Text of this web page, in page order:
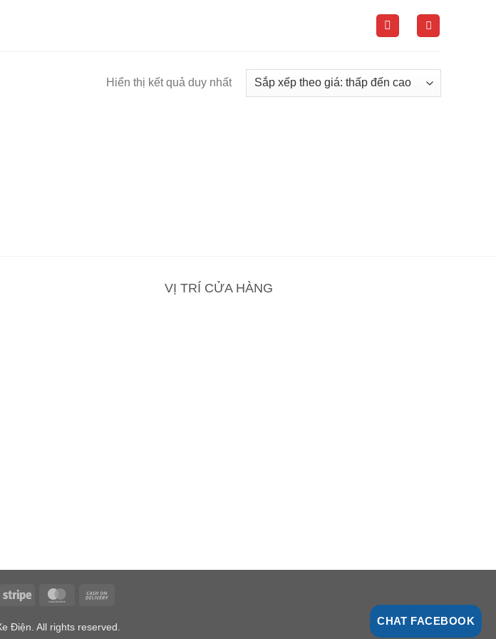
Hiển thị kết quả duy nhất
VỊ TRÍ CỬA HÀNG
Điện. All rights reserved. CHAT FACEBOOK